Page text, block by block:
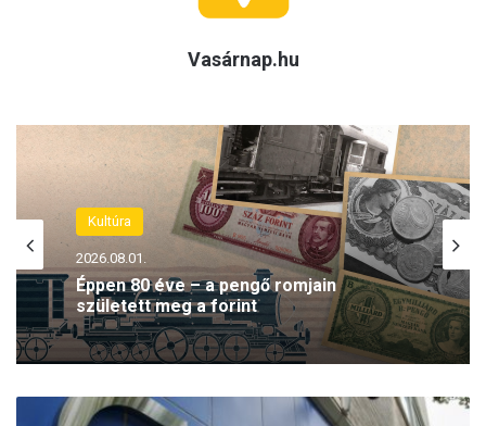
Vasárnap.hu
Kultúra
2026.08.01.
Éppen 80 éve – a pengő romjain
született meg a forint